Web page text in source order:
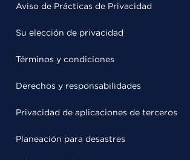
Aviso de Prácticas de Privacidad
Su elección de privacidad
Términos y condiciones
Derechos y responsabilidades
Privacidad de aplicaciones de terceros
Planeación para desastres